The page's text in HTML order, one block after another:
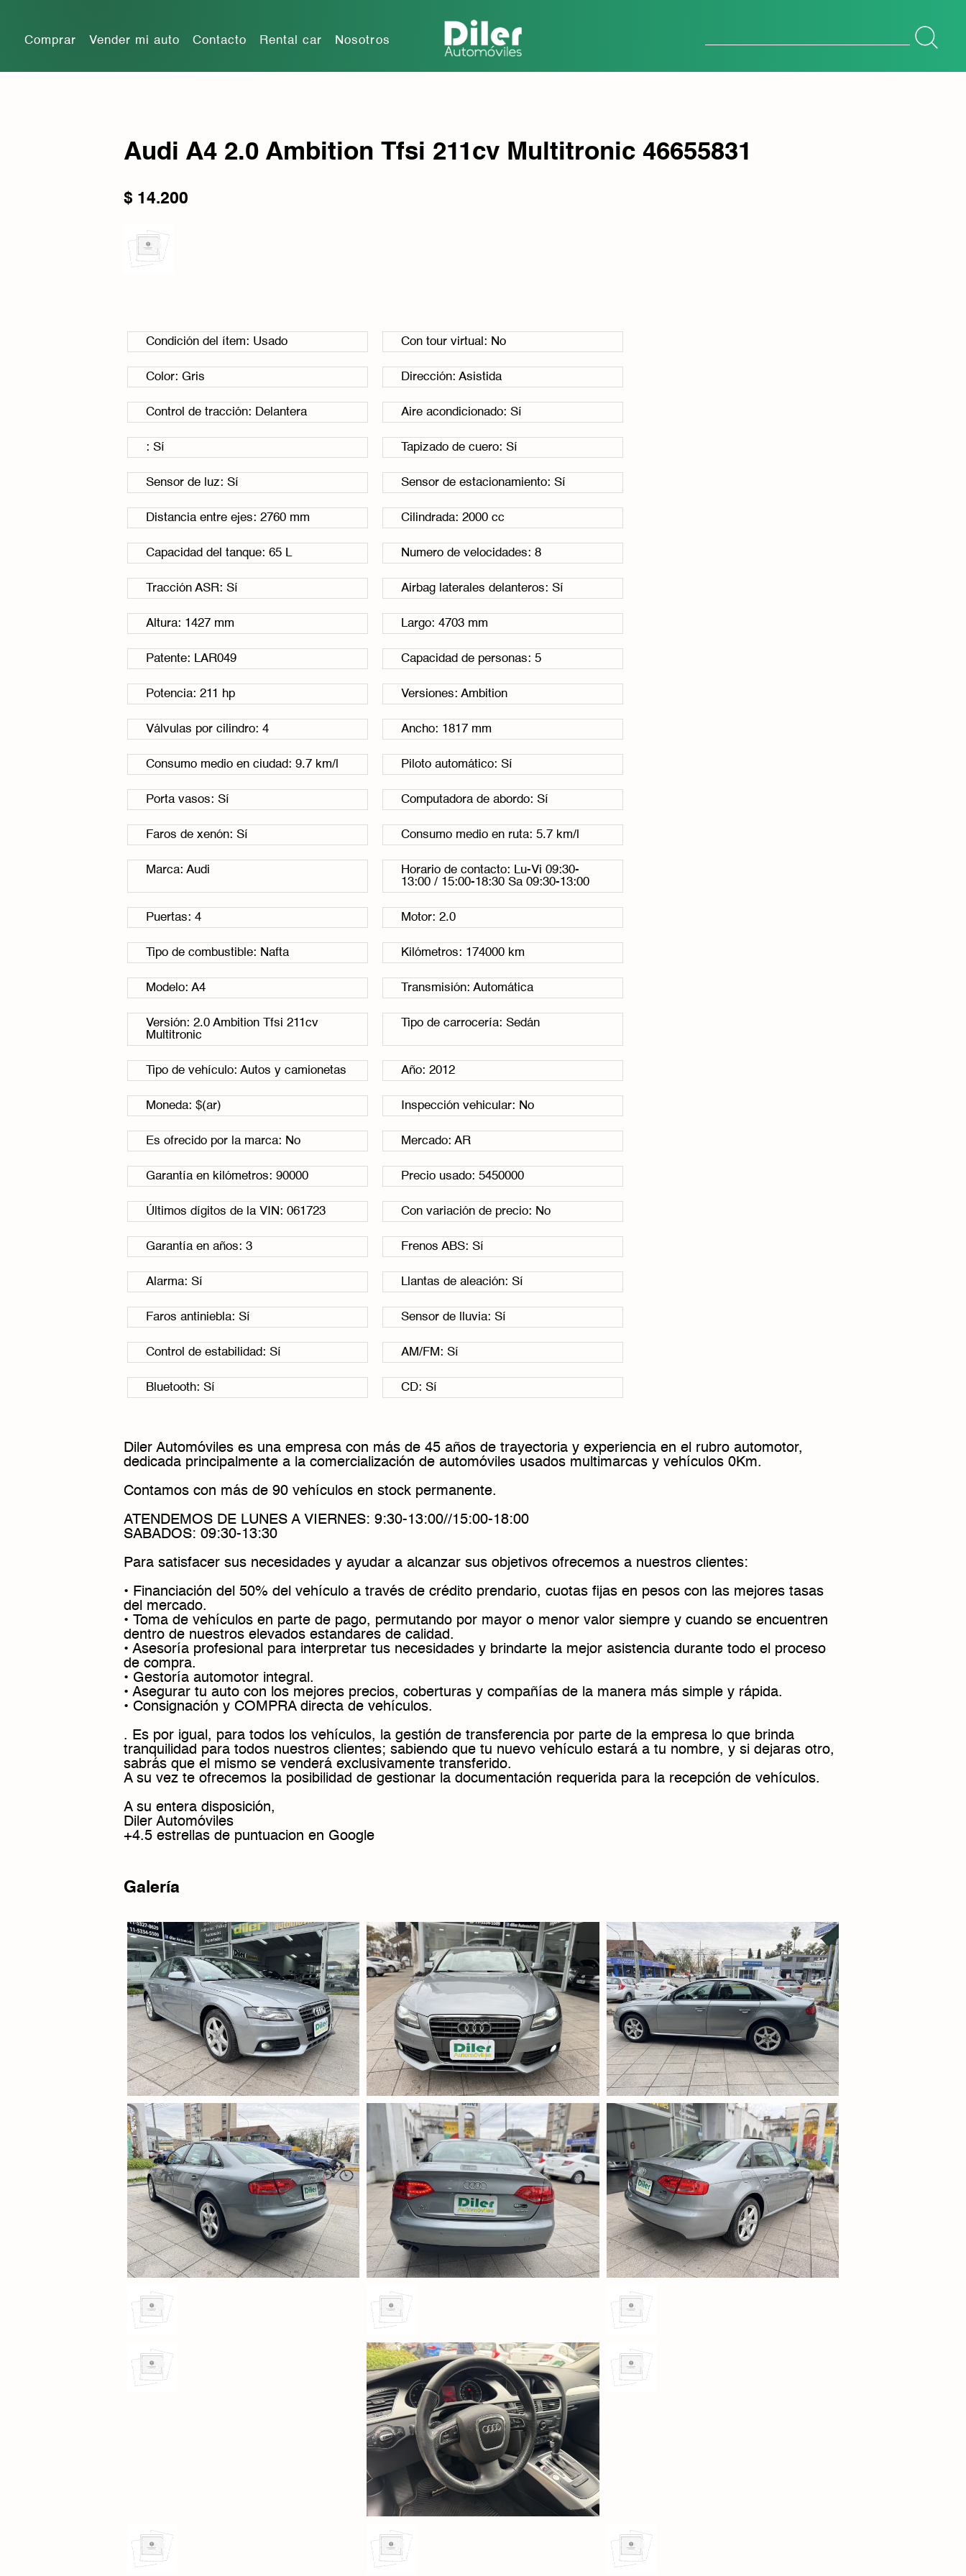
Comprar Vender mi auto Contacto Rental car Nosotros
Audi A4 2.0 Ambition Tfsi 211cv Multitronic 46655831
$ 14.200
Condición del ítem: Usado Con tour virtual: No
Color: Gris Dirección: Asistida
Control de tracción: Delantera Aire acondicionado: Sí
: Sí Tapizado de cuero: Sí
Sensor de luz: Sí Sensor de estacionamiento: Sí
Distancia entre ejes: 2760 mm Cilindrada: 2000 cc
Capacidad del tanque: 65 L Numero de velocidades: 8
Tracción ASR: Sí Airbag laterales delanteros: Sí
Altura: 1427 mm Largo: 4703 mm
Patente: LAR049 Capacidad de personas: 5
Potencia: 211 hp Versiones: Ambition
Válvulas por cilindro: 4 Ancho: 1817 mm
Consumo medio en ciudad: 9.7 km/l Piloto automático: Sí
Porta vasos: Sí Computadora de abordo: Sí
Faros de xenón: Sí Consumo medio en ruta: 5.7 km/l
Marca: Audi
Horario de contacto: Lu-Vi 09:30-
13:00 / 15:00-18:30 Sa 09:30-13:00
Puertas: 4 Motor: 2.0
Tipo de combustible: Nafta Kilómetros: 174000 km
Modelo: A4 Transmisión: Automática
Versión: 2.0 Ambition Tfsi 211cv
Multitronic
Tipo de carrocería: Sedán
Tipo de vehículo: Autos y camionetas Año: 2012
Moneda: $(ar) Inspección vehicular: No
Es ofrecido por la marca: No Mercado: AR
Garantía en kilómetros: 90000 Precio usado: 5450000
Últimos dígitos de la VIN: 061723 Con variación de precio: No
Garantía en años: 3 Frenos ABS: Sí
Alarma: Sí Llantas de aleación: Sí
Faros antiniebla: Sí Sensor de lluvia: Sí
Control de estabilidad: Sí AM/FM: Sí
Bluetooth: Sí CD: Sí
Diler Automóviles es una empresa con más de 45 años de trayectoria y experiencia en el rubro automotor,
dedicada principalmente a la comercialización de automóviles usados multimarcas y vehículos 0Km.
Contamos con más de 90 vehículos en stock permanente.
ATENDEMOS DE LUNES A VIERNES: 9:30-13:00//15:00-18:00
SABADOS: 09:30-13:30
Para satisfacer sus necesidades y ayudar a alcanzar sus objetivos ofrecemos a nuestros clientes:
• Financiación del 50% del vehículo a través de crédito prendario, cuotas fijas en pesos con las mejores tasas
del mercado.
• Toma de vehículos en parte de pago, permutando por mayor o menor valor siempre y cuando se encuentren
dentro de nuestros elevados estandares de calidad.
• Asesoría profesional para interpretar tus necesidades y brindarte la mejor asistencia durante todo el proceso
de compra.
• Gestoría automotor integral.
• Asegurar tu auto con los mejores precios, coberturas y compañías de la manera más simple y rápida.
• Consignación y COMPRA directa de vehículos.
. Es por igual, para todos los vehículos, la gestión de transferencia por parte de la empresa lo que brinda
tranquilidad para todos nuestros clientes; sabiendo que tu nuevo vehículo estará a tu nombre, y si dejaras otro,
sabrás que el mismo se venderá exclusivamente transferido.
A su vez te ofrecemos la posibilidad de gestionar la documentación requerida para la recepción de vehículos.
A su entera disposición,
Diler Automóviles
+4.5 estrellas de puntuacion en Google
Galería